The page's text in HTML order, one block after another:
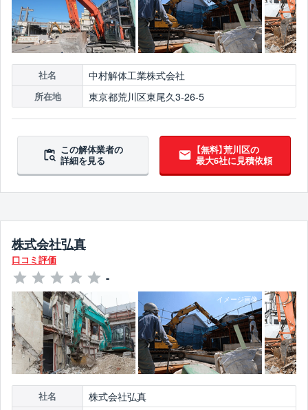
社名 中村解体工業株式会社
所在地 東京都荒川区東尾久3-26-5
この解体業者の
詳細を見る
【無料】荒川区の
最大6社に見積依頼
株式会社弘真
口コミ評価
-
社名 株式会社弘真